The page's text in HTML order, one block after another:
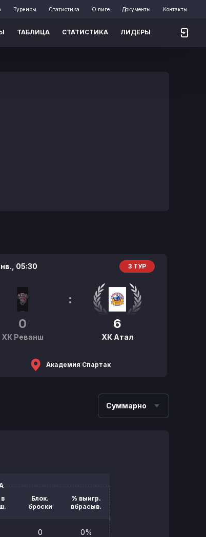
Турниры Статистика О лиге Документы Контакты
ТАБЛИЦА СТАТИСТИКА ЛИДЕРЫ
05:30 3 ТУР
0
ХК Реванш
:
6
ХК Атал
Академия Спартак
Суммарно
Блок.
броски
% выигр.
вбрасыв.
0 0%